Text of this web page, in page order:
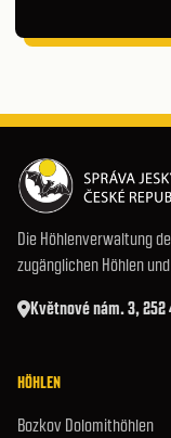
Die Höhlenverwaltung
zugänglichen Höhlen
Květnové nám. 3, 252
HÖHLEN
Bozkov Dolomithöhlen